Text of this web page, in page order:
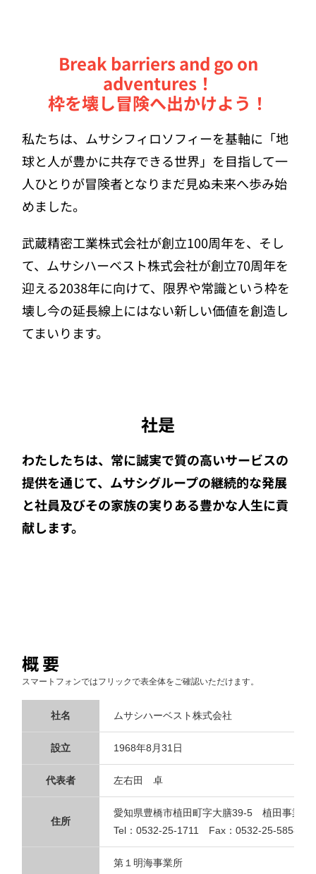
Break barriers and go on
adventures！
枠を壊し冒険へ出かけよう！
私たちは、ムサシフィロソフィーを基軸に 「地
球と人が豊かに共存できる世界」を目指して一
人ひとりが冒険者となり まだ見ぬ未来へ歩み始
めました。
武蔵精密工業株式会社が創立100周年を、 そし
て、ムサシハーベスト株式会社が創立70周年を
迎える2038年に向けて、 限界や常識という枠を
壊し今の延長線上にはない新しい価値を創造し
てまいります。
社是
わたしたちは、常に誠実で質の高いサービスの
提供を通じて、 ムサシグループの継続的な発展
と社員及びその家族の実りある豊かな人生に貢
献します。
概要
スマートフォンではフリックで表全体をご確認いただけます。
社名 ムサシハーベスト株式会社
設立 1968年8月31日
代表者 左右田 卓
住所
愛知県豊橋市植田町字大膳39-5 植田事業所
Tel：0532-25-1711 Fax：0532-25-5858
第１明海事業所